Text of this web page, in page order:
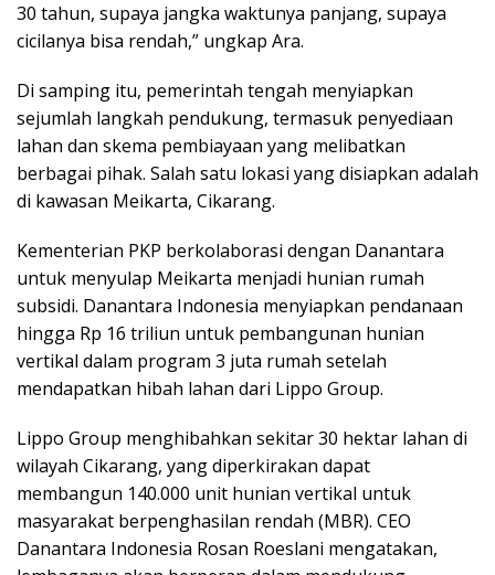
30 tahun, supaya jangka waktunya panjang, supaya
cicilanya bisa rendah,” ungkap Ara.
Di samping itu, pemerintah tengah menyiapkan
sejumlah langkah pendukung, termasuk penyediaan
lahan dan skema pembiayaan yang melibatkan
berbagai pihak. Salah satu lokasi yang disiapkan adalah
di kawasan Meikarta, Cikarang.
Kementerian PKP berkolaborasi dengan Danantara
untuk menyulap Meikarta menjadi hunian rumah
subsidi. Danantara Indonesia menyiapkan pendanaan
hingga Rp 16 triliun untuk pembangunan hunian
vertikal dalam program 3 juta rumah setelah
mendapatkan hibah lahan dari Lippo Group.
Lippo Group menghibahkan sekitar 30 hektar lahan di
wilayah Cikarang, yang diperkirakan dapat
membangun 140.000 unit hunian vertikal untuk
masyarakat berpenghasilan rendah (MBR). CEO
Danantara Indonesia Rosan Roeslani mengatakan,